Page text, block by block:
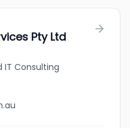
Pty Ltd
IT Consulting